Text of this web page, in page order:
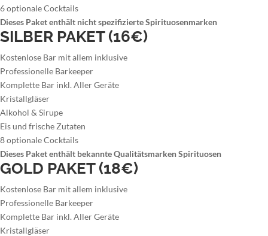
6 optionale Cocktails
Dieses Paket enthält nicht spezifizierte Spirituosenmarken
SILBER PAKET (16€)
Kostenlose Bar mit allem inklusive
Professionelle Barkeeper
Komplette Bar inkl. Aller Geräte
Kristallgläser
Alkohol & Sirupe
Eis und frische Zutaten
8 optionale Cocktails
Dieses Paket enthält bekannte Qualitätsmarken Spirituosen
GOLD PAKET (18€)
Kostenlose Bar mit allem inklusive
Professionelle Barkeeper
Komplette Bar inkl. Aller Geräte
Kristallgläser